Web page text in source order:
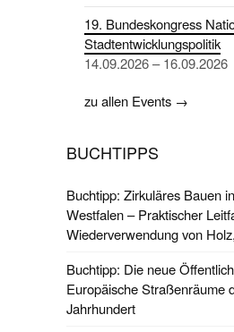
19. Bundeskongress
Stadtentwicklungspolitik
14.09.2026 – 16.09.2026
zu allen Events →
BUCHTIPPS
Buchtipp: Zirkuläres Bauen
Westfalen – Praktischer
Wiederverwendung von
Buchtipp: Die neue
Europäische Straßenräume
Jahrhundert